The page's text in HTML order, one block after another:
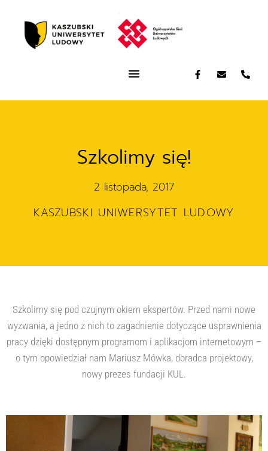
Szkolimy się!
2 listopada, 2017
KASZUBSKI UNIWERSYTET LUDOWY
Szkolimy się pod czujnym okiem ekspertów. Przed nami nowe
wyzwania, a jedno z nich to zagadnienie dotyczące usprawnienia
pracy dzięki dostępnym programom i aplikacjom internetowym –
o tym opowiedział nam Mariusz Mówka, doradca projektowy,
nowy prezes fundacji KUL.